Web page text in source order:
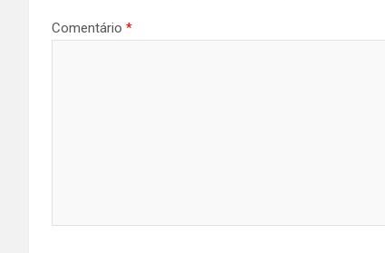
Comentário *